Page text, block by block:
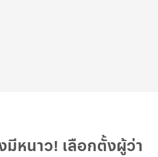
มีหนาว! เลือกตั้งผู้ว่า